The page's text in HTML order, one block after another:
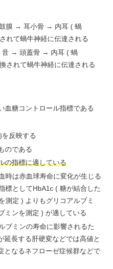
膜 → 耳小骨 → 内耳 ( 蝸
れて蝸牛神経に伝達される
音 → 頭蓋骨 → 内耳 ( 蝸
されて蝸牛神経に伝達される
血糖コントロール指標である
反映する
のである
の指標に適している
時は赤血球寿命に変化が生じる
標としてHbA1c ( 糖が結合した
測定 ) よりもグリコアルブミ
ミンを測定 ) が適している
ブミンの寿命に影響されるた
延長する肝硬変などでは高値と
となるネフローゼ症候群などで